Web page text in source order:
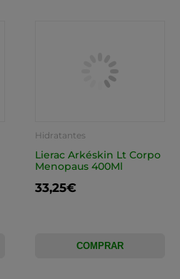
Hidratantes
Lierac Arkéskin Lt Corpo
Menopaus 400Ml
33,25€
COMPRAR